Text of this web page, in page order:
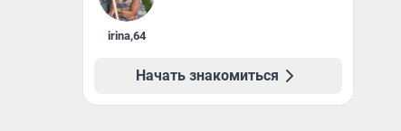
irina,64
Начать знакомиться